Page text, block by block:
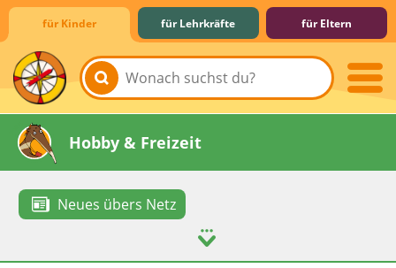
für Kinder für Lehrkräfte für Eltern
Lernen & Schule
Hobby & Freizeit
Neues übers Netz